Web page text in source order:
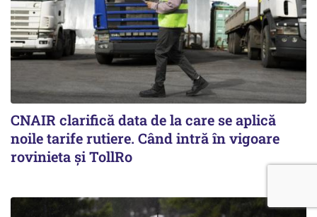
CNAIR clarifică data de la care se aplică
noile tarife rutiere. Când intră în vigoare
rovinieta și TollRo